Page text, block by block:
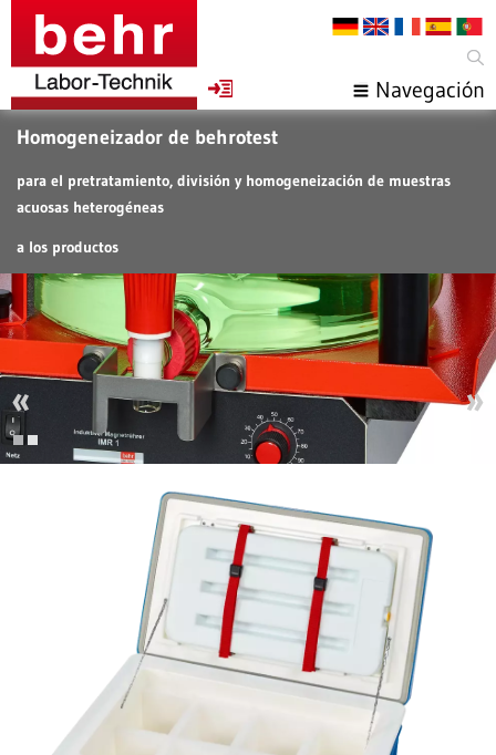
Navegación
Homogeneizador de behrotest
para el pretratamiento, división y homogeneización de muestras
acuosas heterogéneas
a los productos
Botellas de de recogida de muestras con tapa de
La muestra entra exclusivamente en contracto con el vidrio y el
« »
1 2